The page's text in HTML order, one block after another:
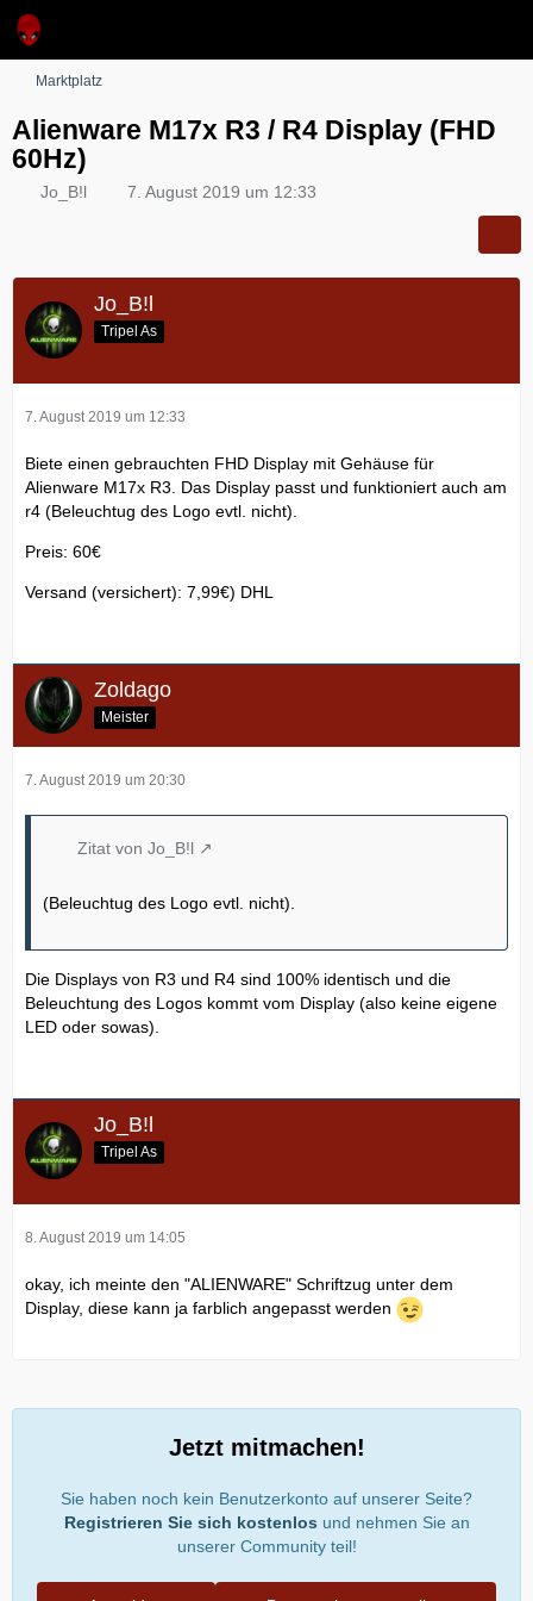
Marktplatz
Alienware M17x R3 / R4 Display (FHD
60Hz)
Jo_B!l 7. August 2019 um 12:33
Jo_B!l
Tripel As
7. August 2019 um 12:33
Biete einen gebrauchten FHD Display mit Gehäuse für
Alienware M17x R3. Das Display passt und funktioniert auch am
r4 (Beleuchtug des Logo evtl. nicht).
Preis: 60€
Versand (versichert): 7,99€) DHL
Zoldago
Meister
7. August 2019 um 20:30
Zitat von Jo_B!l
(Beleuchtug des Logo evtl. nicht).
Die Displays von R3 und R4 sind 100% identisch und die
Beleuchtung des Logos kommt vom Display (also keine eigene
LED oder sowas).
Jo_B!l
Tripel As
8. August 2019 um 14:05
okay, ich meinte den "ALIENWARE" Schriftzug unter dem
Display, diese kann ja farblich angepasst werden
Jetzt mitmachen!
Sie haben noch kein Benutzerkonto auf unserer Seite?
Registrieren Sie sich kostenlos und nehmen Sie an
unserer Community teil!